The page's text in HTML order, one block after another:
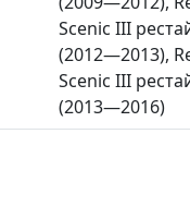
Scenic III
(2012—2013),
Scenic III
(2013—2016)